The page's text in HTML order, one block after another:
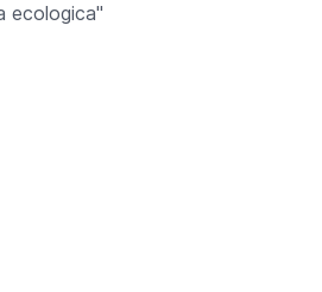
ecologica"